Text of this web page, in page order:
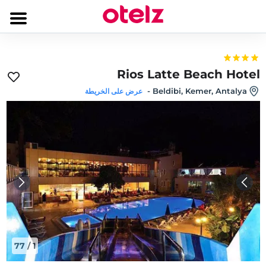
Rios Latte Beach Hotel
Beldibi, Kemer, Antalya
- عرض على الخريطة
1
/
77